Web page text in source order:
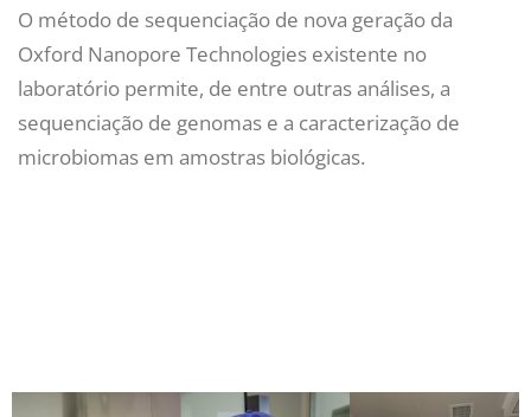
O método de sequenciação de nova geração da
Oxford Nanopore Technologies existente no
laboratório permite, de entre outras análises, a
sequenciação de genomas e a caracterização de
microbiomas em amostras biológicas.